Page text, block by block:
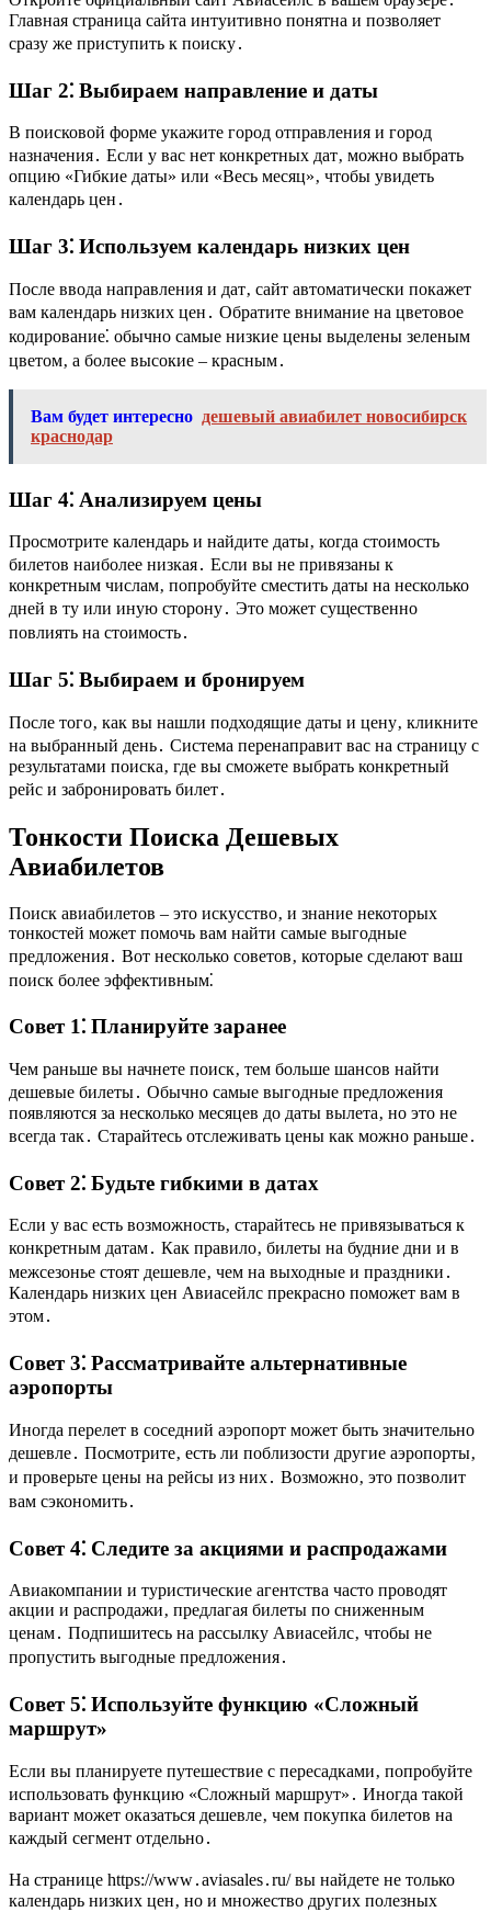
Главная страница сайта интуитивно понятна и позволяет
сразу же приступить к поиску․
Шаг 2⁚ Выбираем направление и даты
В поисковой форме укажите город отправления и город
назначения․ Если у вас нет конкретных дат‚ можно выбрать
опцию «Гибкие даты» или «Весь месяц»‚ чтобы увидеть
календарь цен․
Шаг 3⁚ Используем календарь низких цен
После ввода направления и дат‚ сайт автоматически покажет
вам календарь низких цен․ Обратите внимание на цветовое
кодирование⁚ обычно самые низкие цены выделены зеленым
цветом‚ а более высокие – красным․
Вам будет интересно дешевый авиабилет новосибирск
краснодар
Шаг 4⁚ Анализируем цены
Просмотрите календарь и найдите даты‚ когда стоимость
билетов наиболее низкая․ Если вы не привязаны к
конкретным числам‚ попробуйте сместить даты на несколько
дней в ту или иную сторону․ Это может существенно
повлиять на стоимость․
Шаг 5⁚ Выбираем и бронируем
После того‚ как вы нашли подходящие даты и цену‚ кликните
на выбранный день․ Система перенаправит вас на страницу с
результатами поиска‚ где вы сможете выбрать конкретный
рейс и забронировать билет․
Тонкости Поиска Дешевых
Авиабилетов
Поиск авиабилетов – это искусство‚ и знание некоторых
тонкостей может помочь вам найти самые выгодные
предложения․ Вот несколько советов‚ которые сделают ваш
поиск более эффективным⁚
Совет 1⁚ Планируйте заранее
Чем раньше вы начнете поиск‚ тем больше шансов найти
дешевые билеты․ Обычно самые выгодные предложения
появляются за несколько месяцев до даты вылета‚ но это не
всегда так․ Старайтесь отслеживать цены как можно раньше․
Совет 2⁚ Будьте гибкими в датах
Если у вас есть возможность‚ старайтесь не привязываться к
конкретным датам․ Как правило‚ билеты на будние дни и в
межсезонье стоят дешевле‚ чем на выходные и праздники․
Календарь низких цен Авиасейлс прекрасно поможет вам в
этом․
Совет 3⁚ Рассматривайте альтернативные
аэропорты
Иногда перелет в соседний аэропорт может быть значительно
дешевле․ Посмотрите‚ есть ли поблизости другие аэропорты‚
и проверьте цены на рейсы из них․ Возможно‚ это позволит
вам сэкономить․
Совет 4⁚ Следите за акциями и распродажами
Авиакомпании и туристические агентства часто проводят
акции и распродажи‚ предлагая билеты по сниженным
ценам․ Подпишитесь на рассылку Авиасейлс‚ чтобы не
пропустить выгодные предложения․
Совет 5⁚ Используйте функцию «Сложный
маршрут»
Если вы планируете путешествие с пересадками‚ попробуйте
использовать функцию «Сложный маршрут»․ Иногда такой
вариант может оказаться дешевле‚ чем покупка билетов на
каждый сегмент отдельно․
На странице https://www․aviasales․ru/ вы найдете не только
календарь низких цен‚ но и множество других полезных